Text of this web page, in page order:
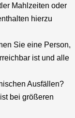
Mahlzeiten oder
hierzu
Sie eine Person,
ist und alle
Ausfällen?
bei größeren